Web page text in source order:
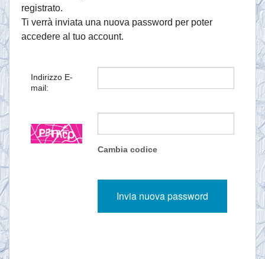
Ordinazioni
registrato.
Ti verrà inviata una nuova password per poter
accedere al tuo account.
Indirizzo E-
mail:
Cambia codice